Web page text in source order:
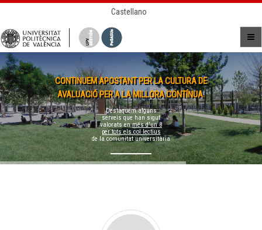
Castellano
CONTINUEM APOSTANT PER LA CULTURA DE
AVALUACIÓ PER A LA MILLORA CONTÍNUA.
Destaquem alguns
serveis que han sigut
valorats enmés d'un 8
per tots els col·lectius
de la comunitat universitària